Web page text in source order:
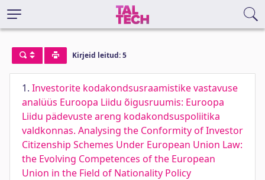
Kirjeid leitud: 5
1. Investorite kodakondsusraamistike vastavuse
analüüs Euroopa Liidu õigusruumis: Euroopa
Liidu pädevuste areng kodakondsuspoliitika
valdkonnas. Analysing the Conformity of Investor
Citizenship Schemes Under European Union Law:
the Evolving Competences of the European
Union in the Field of Nationality Policy